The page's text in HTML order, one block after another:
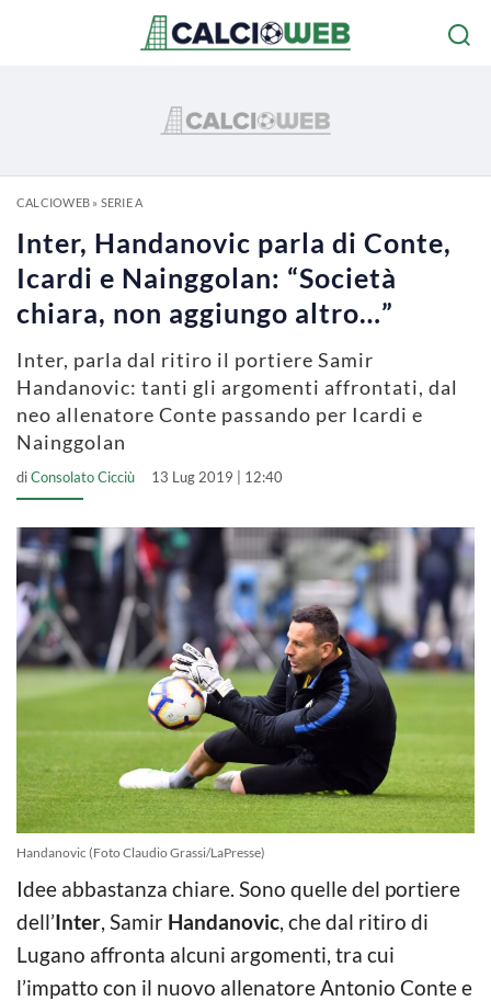
CALCIOWEB» SERIE A
Inter, Handanovic parla di Conte,
Icardi e Nainggolan: “Società
chiara, non aggiungo altro…”
Inter, parla dal ritiro il portiere Samir
Handanovic: tanti gli argomenti affrontati, dal
neo allenatore Conte passando per Icardi e
Nainggolan
diConsolato Cicciù 13 Lug 2019 | 12:40
Handanovic (Foto Claudio Grassi/LaPresse)
Idee abbastanza chiare. Sono quelle del portiere
dell’Inter, Samir Handanovic, che dal ritiro di
Lugano affronta alcuni argomenti, tra cui
l’impatto con il nuovo allenatore Antonio Conte e